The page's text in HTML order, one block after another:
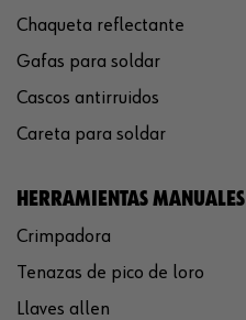
Chaqueta reflectante
Gafas para soldar
Cascos antirruidos
Careta para soldar
HERRAMIENTAS MANUALES
Crimpadora
Tenazas de pico de loro
Llaves allen